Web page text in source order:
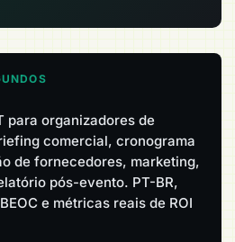
para organizadores de
comercial, cronograma
de fornecedores, marketing,
pós-evento. PT-BR,
e métricas reais de ROI